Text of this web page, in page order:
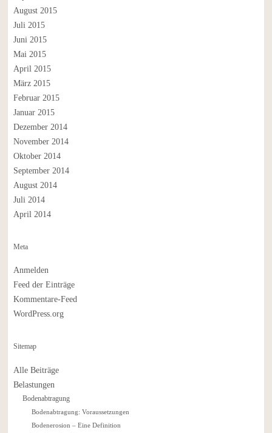
August 2015
Juli 2015
Juni 2015
Mai 2015
April 2015
März 2015
Februar 2015
Januar 2015
Dezember 2014
November 2014
Oktober 2014
September 2014
August 2014
Juli 2014
April 2014
Meta
Anmelden
Feed der Einträge
Kommentare-Feed
WordPress.org
Sitemap
Alle Beiträge
Belastungen
Bodenabtragung
Bodenabtragung: Voraussetzungen
Bodenerosion – Eine Definition